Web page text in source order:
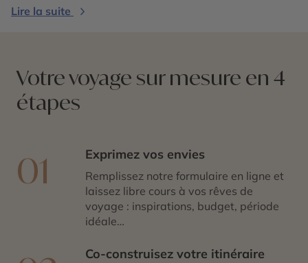
Lire la suite
Votre voyage sur mesure en 4
étapes
01 Exprimez vos envies
Remplissez notre formulaire en ligne et
laissez libre cours à vos rêves de
voyage : inspirations, budget, période
idéale…
Co-construisez votre itinéraire